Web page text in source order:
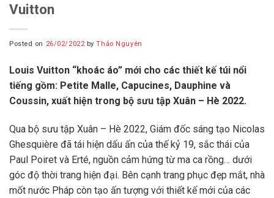
Vuitton
Posted on 26/02/2022 byThảo Nguyên
Louis Vuitton “khoác áo” mới cho các thiết kế túi nổi
tiếng gồm: Petite Malle, Capucines, Dauphine và
Coussin, xuất hiện trong bộ sưu tập Xuân – Hè 2022.
Qua bộ sưu tập Xuân – Hè 2022, Giám đốc sáng tạo Nicolas
Ghesquière đã tái hiện dấu ấn của thế kỷ 19, sắc thái của
Paul Poiret và Erté, nguồn cảm hứng từ ma ca rồng… dưới
góc độ thời trang hiện đại. Bên cạnh trang phục đẹp mắt, nhà
mốt nước Pháp còn tạo ấn tượng với thiết kế mới của các